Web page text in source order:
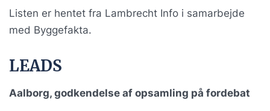
Listen er hentet fra Lambrecht Info i samarbejde
med Byggefakta.
LEADS
Aalborg, godkendelse af opsamling på fordebat